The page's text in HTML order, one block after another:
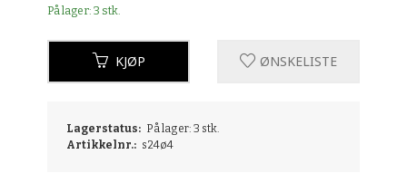
På lager: 3 stk.
KJØP ØNSKELISTE
Lagerstatus: På lager: 3 stk.
Artikkelnr.: s24ø4